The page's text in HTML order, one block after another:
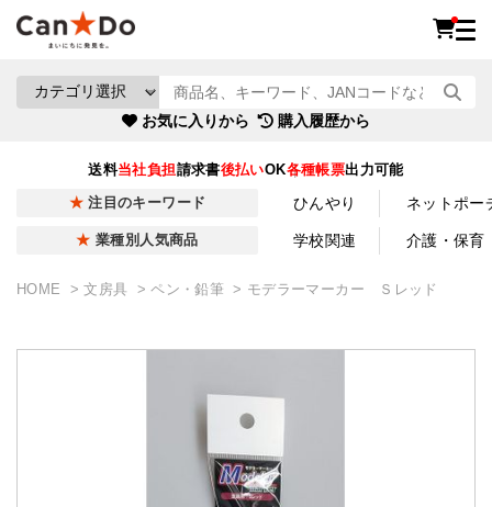
お気に入りから 購入履歴から
送料当社負担請求書後払いOK各種帳票出力可能
注目のキーワード ひんやり ネットポー
業種別人気商品 学校関連 介護・保育
HOME 文房具 ペン・鉛筆 モデラーマーカー Ｓレッド